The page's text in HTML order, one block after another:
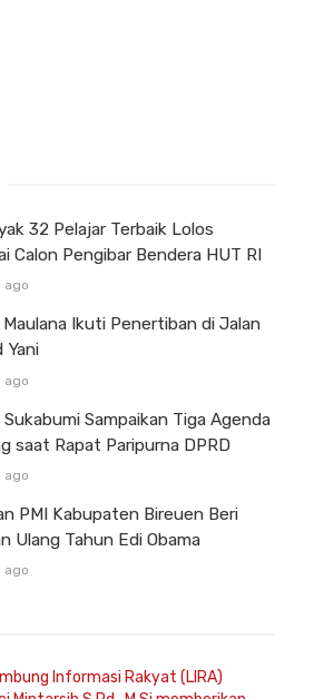
32 Pelajar Terbaik Lolos
Calon Pengibar Bendera HUT RI
ago
Maulana Ikuti Penertiban di Jalan
Yani
ago
Sampaikan Tiga Agenda
saat Rapat Paripurna DPRD
ago
PMI Kabupaten Bireuen Beri
Ulang Tahun Edi Obama
ago